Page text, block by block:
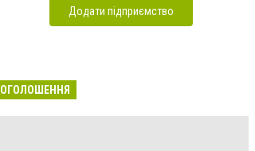
Додати підприємство
ОГОЛОШЕННЯ